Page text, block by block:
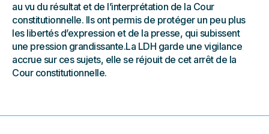
au vu du résultat et de l’interprétation de la Cour
constitutionnelle. Ils ont permis de protéger un peu plus
les libertés d’expression et de la presse, qui subissent
une pression grandissante.La LDH garde une vigilance
accrue sur ces sujets, elle se réjouit de cet arrêt de la
Cour constitutionnelle.